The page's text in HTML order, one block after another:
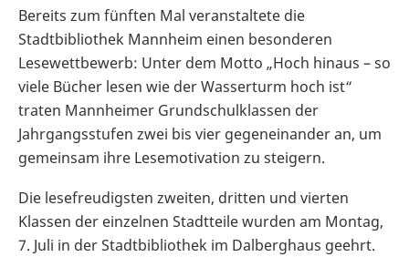
Bereits zum fünften Mal veranstaltete die
Stadtbibliothek Mannheim einen besonderen
Lesewettbewerb: Unter dem Motto „Hoch hinaus – so
viele Bücher lesen wie der Wasserturm hoch ist“
traten Mannheimer Grundschulklassen der
Jahrgangsstufen zwei bis vier gegeneinander an, um
gemeinsam ihre Lesemotivation zu steigern.
Die lesefreudigsten zweiten, dritten und vierten
Klassen der einzelnen Stadtteile wurden am Montag,
7. Juli in der Stadtbibliothek im Dalberghaus geehrt.